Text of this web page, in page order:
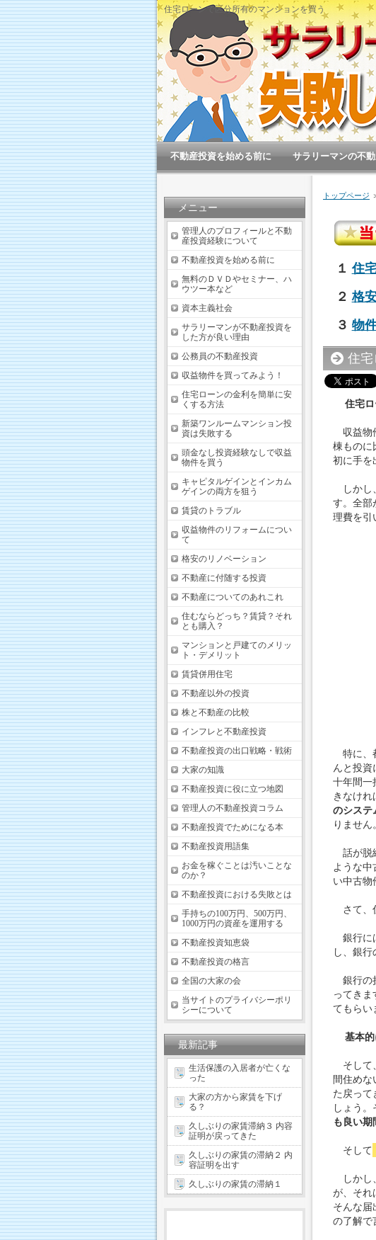
住宅ローンで区分所有のマンションを買う
トップページ
１住
２格
３ 物
住宅
住宅
収益物
棟ものに
初に手を
しかし
す。全部
理費を引
特に、
んと投
十年間一
きなけれ
のシステ
りませ
話が脱
ような
い中古物
さて、
銀行に
し、銀行
銀行の
ってき
てもらい
基本的
そして
間住め
た戻って
しょう
も良い
そして
しかし
が、それ
そんな届
の了解で
メニュー
管理人のプロフィールと不動
産投資経験について
不動産投資を始める前に
無料のＤＶＤやセミナー、ハ
ウツー本など
資本主義社会
サラリーマンが不動産投資を
した方が良い理由
公務員の不動産投資
収益物件を買ってみよう！
住宅ローンの金利を簡単に安
くする方法
新築ワンルームマンション投
資は失敗する
頭金なし投資経験なしで収益
物件を買う
キャピタルゲインとインカム
ゲインの両方を狙う
賃貸のトラブル
収益物件のリフォームについ
て
格安のリノベーション
不動産に付随する投資
不動産についてのあれこれ
住むならどっち？賃貸？それ
とも購入？
マンションと戸建てのメリッ
ト・デメリット
賃貸併用住宅
不動産以外の投資
株と不動産の比較
インフレと不動産投資
不動産投資の出口戦略・戦術
大家の知識
不動産投資に役に立つ地図
管理人の不動産投資コラム
不動産投資でためになる本
不動産投資用語集
お金を稼ぐことは汚いことな
のか？
不動産投資における失敗とは
手持ちの100万円、500万円、
1000万円の資産を運用する
不動産投資知恵袋
不動産投資の格言
全国の大家の会
当サイトのプライバシーポリ
シーについて
最新記事
生活保護の入居者が亡くな
った
大家の方から家賃を下げ
る？
久しぶりの家賃滞納３ 内容
証明が戻ってきた
久しぶりの家賃の滞納２ 内
容証明を出す
久しぶりの家賃の滞納１
不動産投資を始める前に サラリーマンの不